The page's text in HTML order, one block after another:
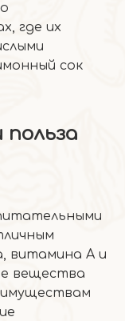
где их
сок
витамина А и
вещества